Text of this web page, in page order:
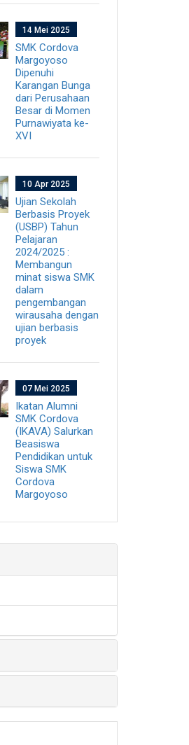
14 Mei 2025
SMK Cordova
Margoyoso
Dipenuhi
Karangan Bunga
dari Perusahaan
Besar di Momen
Purnawiyata ke-
XVI
10 Apr 2025
Ujian Sekolah
Berbasis Proyek
(USBP) Tahun
Pelajaran
2024/2025 :
Membangun
minat siswa SMK
dalam
pengembangan
wirausaha dengan
ujian berbasis
proyek
07 Mei 2025
Ikatan Alumni
SMK Cordova
(IKAVA) Salurkan
Beasiswa
Pendidikan untuk
Siswa SMK
Cordova
Margoyoso